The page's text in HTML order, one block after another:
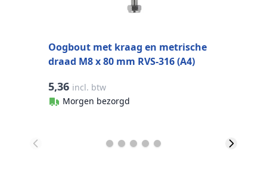
Oogbout met kraag en metrische
draad M8 x 80 mm RVS-316 (A4)
5,36 incl. btw
Morgen bezorgd